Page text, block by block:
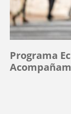
Programa